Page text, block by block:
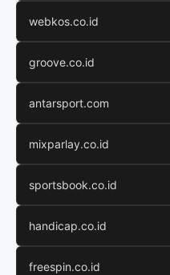
webkos.co.id
groove.co.id
antarsport.com
mixparlay.co.id
sportsbook.co.id
handicap.co.id
freespin.co.id